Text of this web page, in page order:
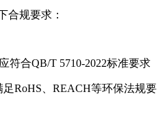
合规要求：
符合QB/T 5710-2022标准要求
RoHS、REACH等环保法规要